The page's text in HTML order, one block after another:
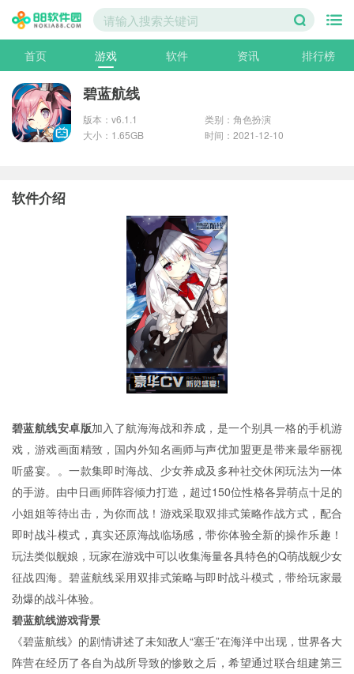
首页 游戏 软件 资讯 排行榜
碧蓝航线
版本：v6.1.1
类别：角色扮演
大小：1.65GB
时间：2021-12-10
软件介绍
碧蓝航线安卓版加入了航海海战和养成，是一个别具一格的手机游
戏，游戏画面精致，国内外知名画师与声优加盟更是带来最华丽视
听盛宴。。一款集即时海战、少女养成及多种社交休闲玩法为一体
的手游。由中日画师阵容倾力打造，超过150位性格各异萌点十足的
小姐姐等待出击，为你而战！游戏采取双排式策略作战方式，配合
即时战斗模式，真实还原海战临场感，带你体验全新的操作乐趣！
玩法类似舰娘，玩家在游戏中可以收集海量各具特色的Q萌战舰少女
征战四海。碧蓝航线采用双排式策略与即时战斗模式，带给玩家最
劲爆的战斗体验。
碧蓝航线游戏背景
《碧蓝航线》的剧情讲述了未知敌人“塞壬”在海洋中出现，世界各大
阵营在经历了各自为战所导致的惨败之后，希望通过联合组建第三